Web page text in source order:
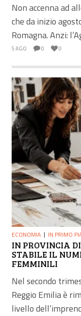
Non accenna ad
che da inizio
Romagna. Anzi:
5 AGO 0 0
ECONOMIA IN PRIMO
IN PROVINCIA
STABILE IL
FEMMINILI
Nel secondo
Reggio Emilia è
livello